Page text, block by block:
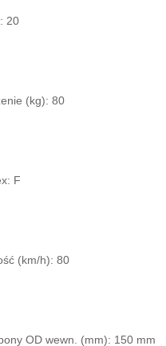
20
(kg): 80
F
(km/h): 80
OD wewn. (mm): 150 mm